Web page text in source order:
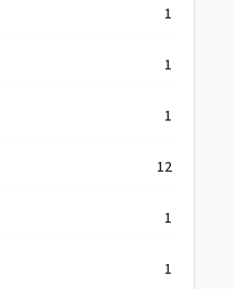
1
1
1
12
1
1